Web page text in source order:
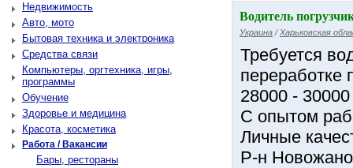
Недвижимость
Авто, мото
Бытовая техника и электроника
Средства связи
Компьютеры, оргтехника, игры,
программы
Обучение
Здоровье и медицина
Красота, косметика
Работа / Вакансии
Бары, рестораны
Водитель
Украина / Харьковская
Требуется
переработке
28000 - 30000
С опытом
Личные
Р-н